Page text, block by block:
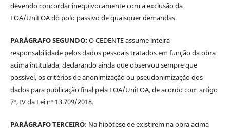
devendo concordar inequivocamente com a exclusão da
FOA/UniFOA do polo passivo de quaisquer demandas.
PARÁGRAFO SEGUNDO:O CEDENTE assume inteira
responsabilidade pelos dados pessoais tratados em função da obra
acima intitulada, declarando ainda que observou sempre que
possível, os critérios de anonimização ou pseudonimização dos
dados para publicação final pela FOA/UniFOA, de acordo com artigo
7º, IV da Lei nº 13.709/2018.
PARÁGRAFO TERCEIRO: Na hipótese de existirem na obra acima